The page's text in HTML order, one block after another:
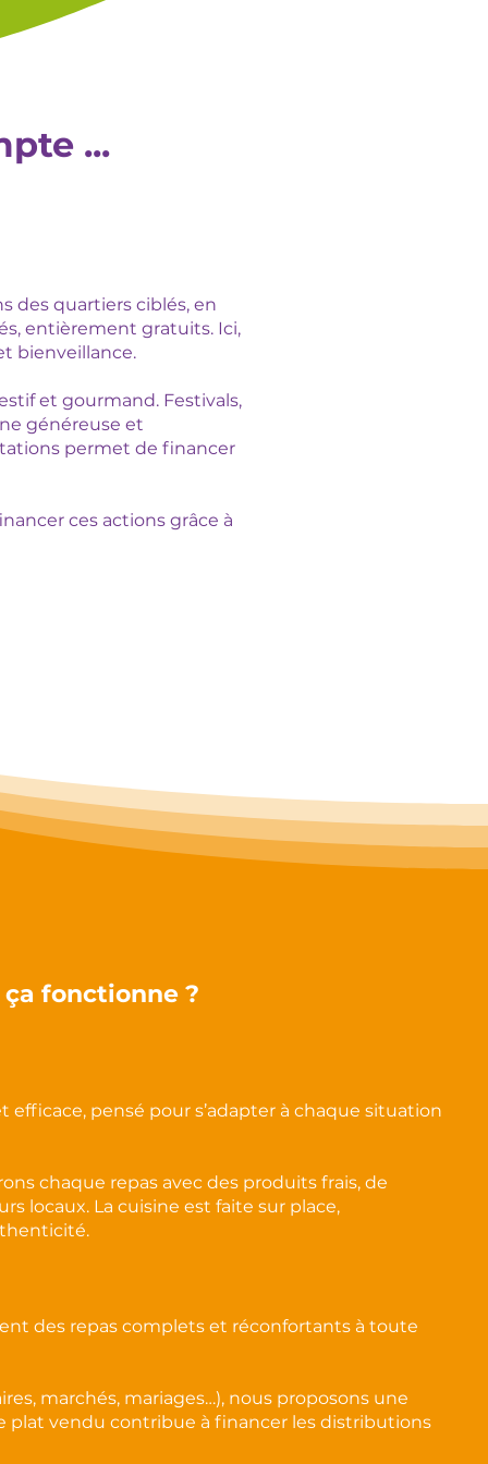
...
des quartiers ciblés, en
entièrement gratuits. Ici,
bienveillance.
et gourmand. Festivals,
généreuse et
permet de financer
ces actions grâce à
fonctionne ?
pensé pour s’adapter à chaque situation
chaque repas avec des produits frais, de
locaux. La cuisine est faite sur place,
des repas complets et réconfortants à toute
marchés, mariages…), nous proposons une
plat vendu contribue à financer les distributions